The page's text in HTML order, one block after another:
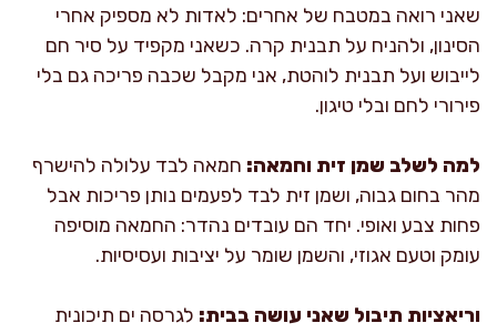
שאני רואה במטבח של אחרים: לאדות לא מספיק אחרי
הסינון, ולהניח על תבנית קרה. כשאני מקפיד על סיר חם
לייבוש ועל תבנית לוהטת, אני מקבל שכבה פריכה גם בלי
פירורי לחם ובלי טיגון.
למה לשלב שמן זית וחמאה: חמאה לבד עלולה להישרף
מהר בחום גבוה, ושמן זית לבד לפעמים נותן פריכות אבל
פחות צבע ואופי. יחד הם עובדים נהדר: החמאה מוסיפה
עומק וטעם אגוזי, והשמן שומר על יציבות ועסיסיות.
וריאציות תיבול שאני עושה בבית: לגרסה ים תיכונית